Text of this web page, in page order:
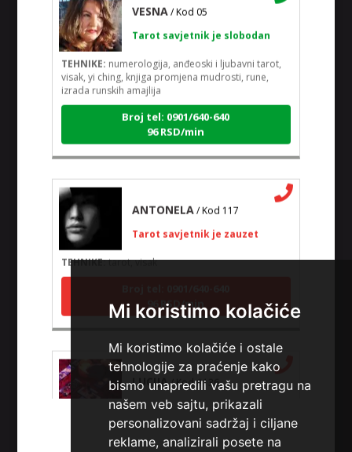
Mi koristimo kolačiće
Mi koristimo kolačiće i ostale
tehnologije za praćenje kako
bismo unapredili vašu pretragu na
našem veb sajtu, prikazali
personalizovani sadržaj i ciljane
reklame, analizirali posete na
VESNA / Kod 05
Tarot savjetnik je slobodan
TEHNIKE: numerologija, anđeoski i ljubavni tarot,
visak, yi ching, knjiga promjena mudrosti, rune,
izrada runskih amajlija
Broj tel: 0901/640-640
96 RSD/min
ANTONELA / Kod 117
Tarot savjetnik je zauzet
TEHNIKE:tarot, visak
96 RSD/min
LUCIJA
/ Kod #136
Tarot savjetnik je zauzet
sudbinske karte, anđeoske poruke